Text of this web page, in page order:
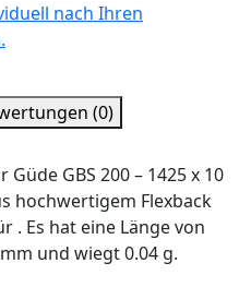
nach Ihren
(0)
GBS 200 – 1425 x 10
hochwertigem Flexback
. Es hat eine Länge von
und wiegt 0.04 g.